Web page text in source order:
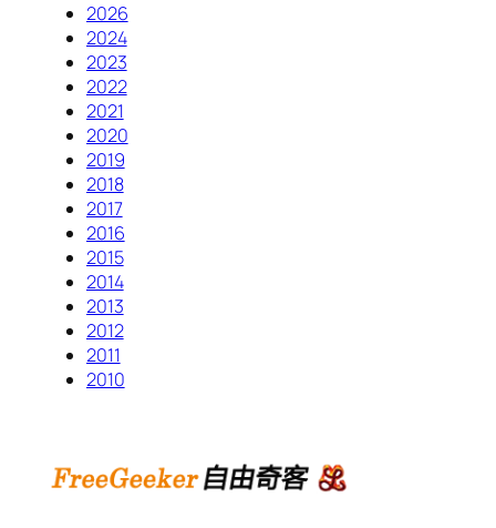
2026
2024
2023
2022
2021
2020
2019
2018
2017
2016
2015
2014
2013
2012
2011
2010